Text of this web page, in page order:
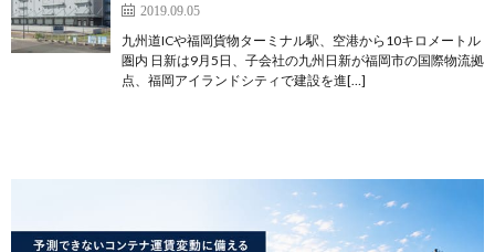
2019.09.05
九州道ICや福岡貨物ターミナル駅、空港から10キロメートル
圏内 日新は9月5日、子会社の九州日新が福岡市の国際物流拠
点、福岡アイランドシティで建設を進[…]